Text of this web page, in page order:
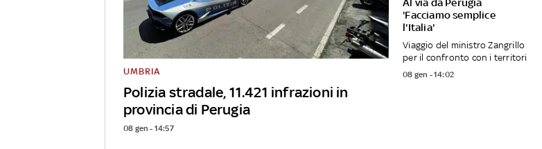
Polizia stradale, 11.421 infrazioni in
provincia di Perugia
UMBRIA
08 gen - 14:57
Al via da Perugia
'Facciamo semplice
l'Italia'
Viaggio del ministro Zangrillo
per il confronto con i territori
08 gen - 14:02